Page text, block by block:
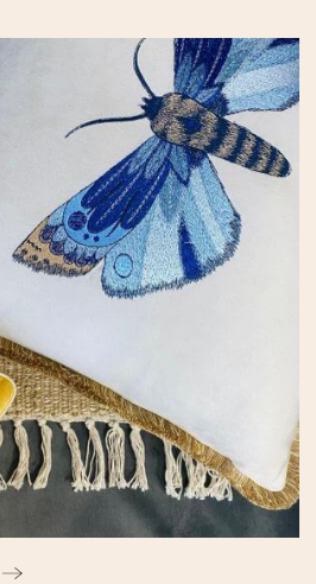
Ustawiając poszczególne
administratora tej strony oraz
Jeżeli chcesz zaakceptować
AKCEPTUJĘ WSZYSTKIE
Aby dokonać bardziej
Niezbędne cookies